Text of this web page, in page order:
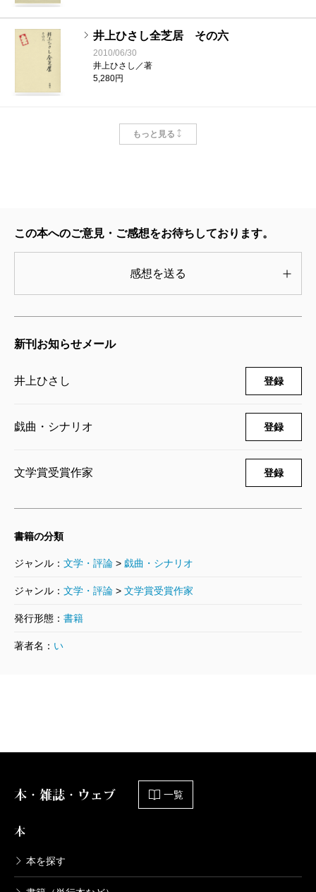
井上ひさし全芝居 その六
2010/06/30
井上ひさし／著
5,280円
井上ひさし全芝居 その五
1994/10/24
1984/07/12
1984/06/01
5,500円
もっと見る
この本へのご意見・ご感想をお待ちしております。
感想を送る
新刊お知らせメール
井上ひさし 登録
戯曲・シナリオ 登録
文学賞受賞作家 登録
書籍の分類
ジャンル： 文学・評論 > 戯曲・シナリオ
ジャンル： 文学・評論 > 文学賞受賞作家
発行形態： 書籍
著者名： い
本・雑誌・ウェブ 一覧
本
本を探す